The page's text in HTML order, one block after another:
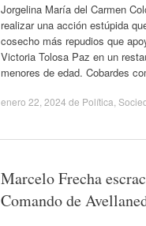
Jorgelina María del Carmen
realizar una acción estúpida
cosecho más repudios que
Victoria Tolosa Paz en un
menores de edad. Cobardes
enero 22, 2024 de Política
Marcelo Frecha
Comando de